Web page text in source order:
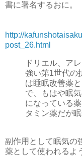
書に署名するおに。
http://
post_26.html
ドリエル、ア
強い第1世代の
は睡眠改善薬
で、もはや眠
になっている
タミン薬だが
副作用として眠気の
薬として使われるよ